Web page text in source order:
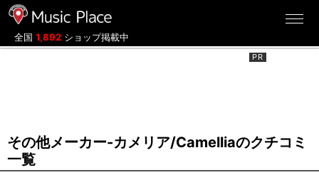
全国 1,892 ショップ掲載中
その他メーカー-カメリア/Camelliaのクチコミ
一覧